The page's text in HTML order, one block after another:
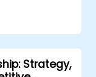
Strategy,